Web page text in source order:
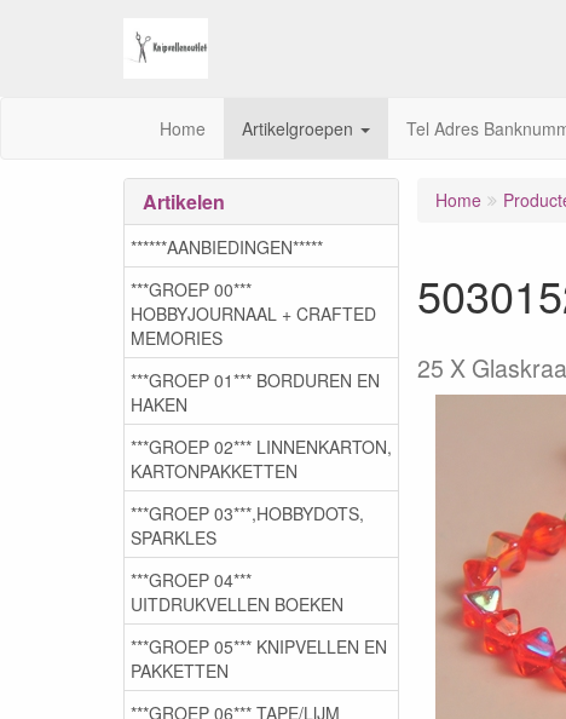
Home Artikelgroepen Tel Adres
Home
25 X
Artikelen
******AANBIEDINGEN*****
***GROEP 00***
HOBBYJOURNAAL + CRAFTED
MEMORIES
***GROEP 01*** BORDUREN EN
HAKEN
***GROEP 02*** LINNENKARTON,
KARTONPAKKETTEN
***GROEP 03***,HOBBYDOTS,
SPARKLES
***GROEP 04***
UITDRUKVELLEN BOEKEN
***GROEP 05*** KNIPVELLEN EN
PAKKETTEN
***GROEP 06*** TAPE/LIJM